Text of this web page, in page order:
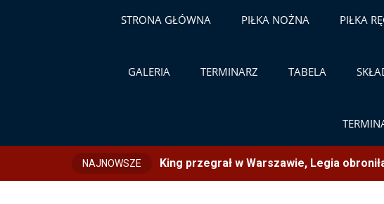
STRONA GŁÓWNA PIŁKA NOŻNA PIŁKA
GALERIA TERMINARZ TABELA
NAJNOWSZE King przegrał w Warszawie, Legia